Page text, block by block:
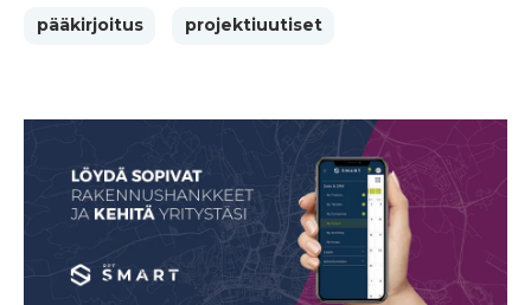
pääkirjoitus projektiuutiset